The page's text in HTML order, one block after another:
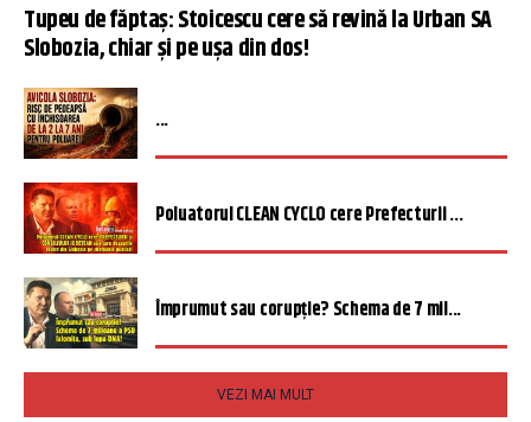
Tupeu de făptaș: Stoicescu cere să revină la Urban SA
Slobozia, chiar și pe ușa din dos!
...
Poluatorul CLEAN CYCLO cere Prefecturii ...
Împrumut sau corupție? Schema de 7 mil...
VEZI MAI MULT